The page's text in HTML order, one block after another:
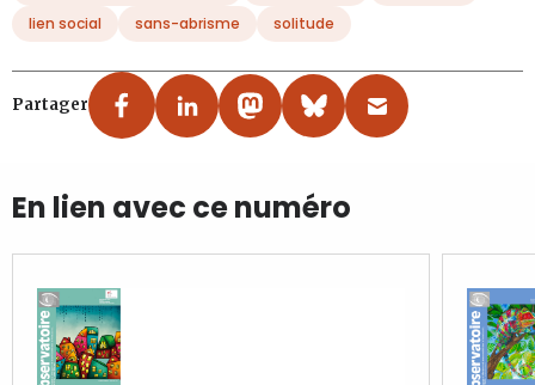
lien social
sans-abrisme solitude
Partager
En lien avec ce numéro